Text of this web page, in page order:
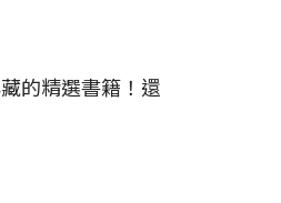
的精選書籍！還